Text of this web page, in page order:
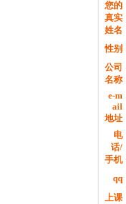
您的
真实
姓名
性别
公司
名称
e-m
ail
地址
电
话/
手机
qq
上课